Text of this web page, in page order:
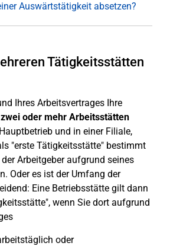
Auswärtstätigkeit absetzen?
Tätigkeitsstätten
Ihres Arbeitsvertrages Ihre
zwei oder mehr Arbeitsstätten
und in einer Filiale,
"erste Tätigkeitsstätte" bestimmt
Arbeitgeber aufgrund seines
Oder es ist der Umfang der
Eine Betriebsstätte gilt dann
wenn Sie dort aufgrund
oder